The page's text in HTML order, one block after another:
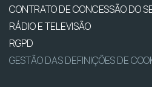
CONTRATO DE CONCESSÃO DO
RÁDIO E TELEVISÃO
RGPD
GESTÃO DAS DEFINIÇÕES DE